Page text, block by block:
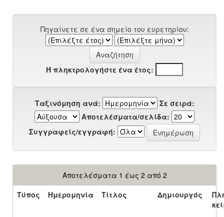
Πηγαίνετε σε ένα σημείο του ευρετηρίου:
Ή πληκτρολογήστε ένα έτος:
Ταξινόμηση ανά:
Σε σειρά:
Αποτελέσματα/σελίδα:
Συγγραφείς/εγγραφή:
Αποτελέσματα 1 έως 2 από 2
Τύπος
Ημερομηνία Τίτλος Δημιουργός